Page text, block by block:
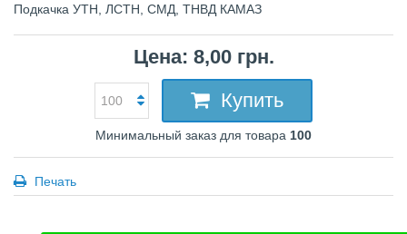
Подкачка УТН, ЛСТН, СМД, ТНВД КАМАЗ
Цена: 8,00 грн.
Купить
Минимальный заказ для товара 100
Печать